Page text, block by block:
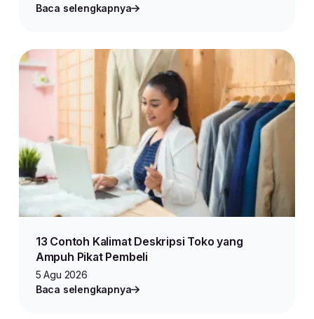
Baca selengkapnya
13 Contoh Kalimat Deskripsi Toko yang
Ampuh Pikat Pembeli
5 Agu 2026
Baca selengkapnya